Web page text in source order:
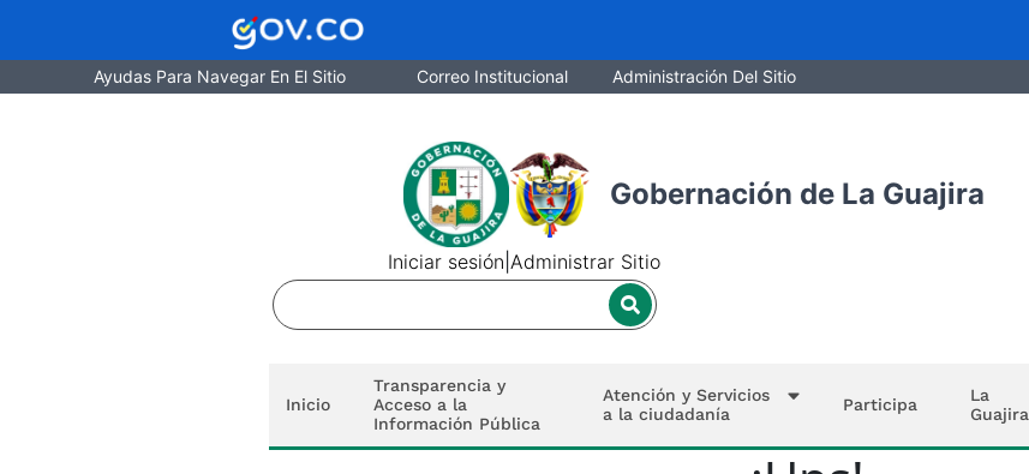
Ayudas Para Navegar En El Sitio Correo Institucional Administración Del Sitio
Gobernación de La Guajira
Iniciar sesión |Administrar Sitio
Inicio
Transparencia y
Acceso a la
Información Pública
Atención y Servicios
a la ciudadanía
Participa
La
Guajira